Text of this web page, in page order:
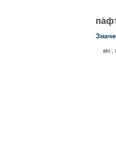
мн.,